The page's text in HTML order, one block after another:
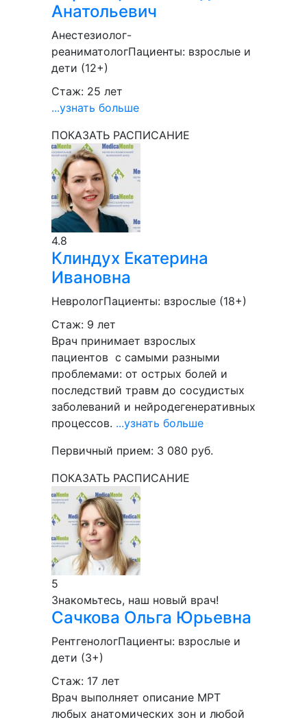
Анатольевич
Анестезиолог-
реаниматологПациенты: взрослые и
дети (12+)
Стаж: 25 лет
...узнать больше
ПОКАЗАТЬ РАСПИСАНИЕ
4.8
Клиндух Екатерина
Ивановна
НеврологПациенты: взрослые (18+)
Стаж: 9 лет
Врач принимает взрослых
пациентов с самыми разными
проблемами: от острых болей и
последствий травм до сосудистых
заболеваний и нейродегенеративных
процессов. ...узнать больше
Первичный прием: 3 080 руб.
ПОКАЗАТЬ РАСПИСАНИЕ
5
Знакомьтесь, наш новый врач!
Сачкова Ольга Юрьевна
РентгенологПациенты: взрослые и
дети (3+)
Стаж: 17 лет
Врач выполняет описание МРТ
любых анатомических зон и любой